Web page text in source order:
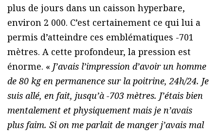
plus de jours dans un caisson hyperbare,
environ 2 000. C’est certainement ce qui lui a
permis d’atteindre ces emblématiques -701
mètres. A cette profondeur, la pression est
énorme. « J’avais l’impression d’avoir un homme
de 80 kg en permanence sur la poitrine, 24h/24. Je
suis allé, en fait, jusqu’à -703 mètres. J’étais bien
mentalement et physiquement mais je n’avais
plus faim. Si on me parlait de manger j’avais mal